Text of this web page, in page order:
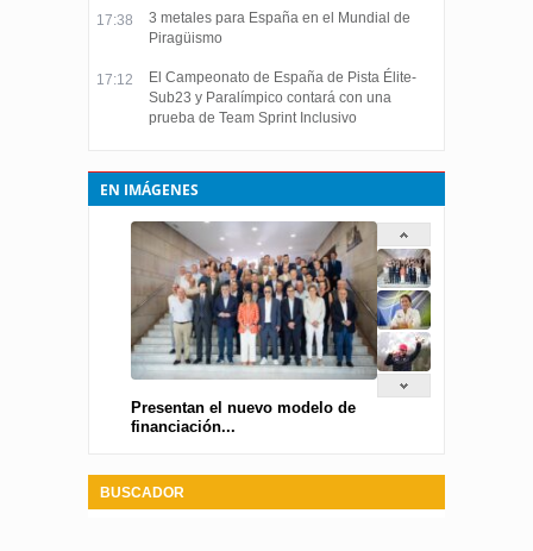
17:38
3 metales para España en el Mundial de
Piragüismo
17:12
El Campeonato de España de Pista Élite-
Sub23 y Paralímpico contará con una
prueba de Team Sprint Inclusivo
EN IMÁGENES
Presentan el nuevo modelo de
financiación...
BUSCADOR